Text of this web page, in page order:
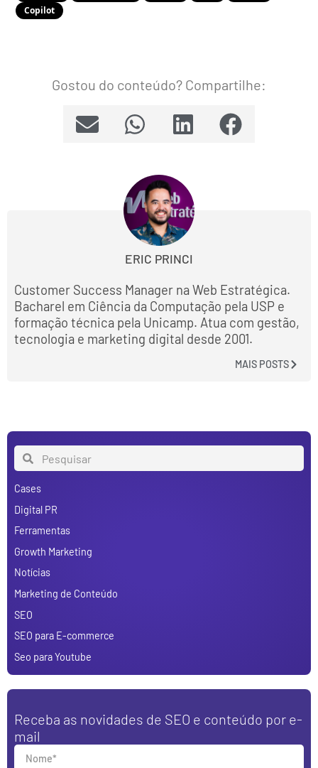
Copilot
Gostou do conteúdo? Compartilhe:
ERIC PRINCI
Customer Success Manager na Web Estratégica.
Bacharel em Ciência da Computação pela USP e
formação técnica pela Unicamp. Atua com gestão,
tecnologia e marketing digital desde 2001.
MAIS POSTS
Cases
Digital PR
Ferramentas
Growth Marketing
Notícias
Marketing de Conteúdo
SEO
SEO para E-commerce
Seo para Youtube
Receba as novidades de SEO e conteúdo por e-
mail